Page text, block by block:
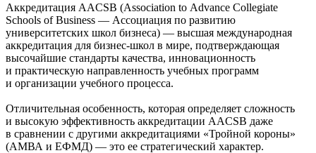
Аккредитация AACSB (Association to Advance Collegiate
Schools of Business — Ассоциация по развитию
университетских школ бизнеса) — высшая международная
аккредитация для бизнес-школ в мире, подтверждающая
высочайшие стандарты качества, инновационность
и практическую направленность учебных программ
и организации учебного процесса.
Отличительная особенность, которая определяет сложность
и высокую эффективность аккредитации AACSB даже
в сравнении с другими аккредитациями «Тройной короны»
(АМВА и ЕФМД) — это ее стратегический характер.